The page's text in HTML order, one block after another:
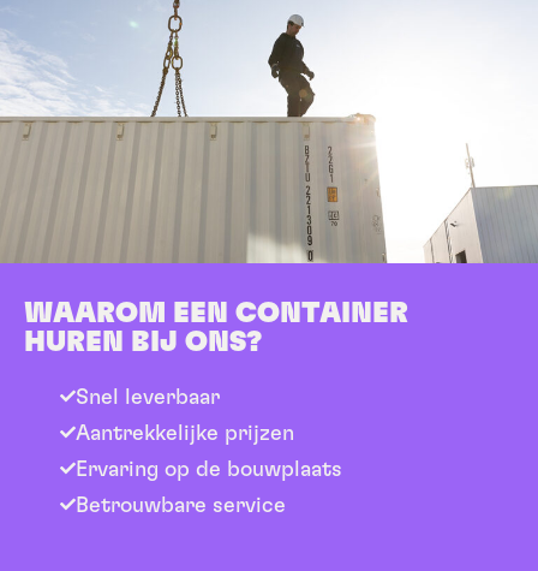
WAAROM EEN CONTAINER
HUREN BIJ ONS?
Snel leverbaar
Aantrekkelijke prijzen
Ervaring op de bouwplaats
Betrouwbare service